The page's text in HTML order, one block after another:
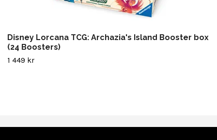
Disney Lorcana TCG: Archazia's Island Booster box
(24 Boosters)
1 449 kr